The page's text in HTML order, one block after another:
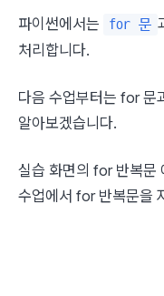
파이썬에서는 for 문
처리합니다.
다음 수업부터는 for 문
알아보겠습니다.
실습 화면의 for 반복문
수업에서 for 반복문을